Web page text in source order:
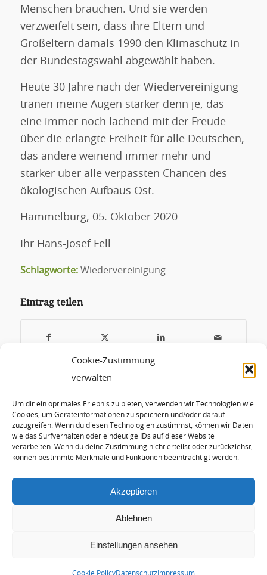
Cookie-Zustimmung
verwalten
Um dir ein optimales Erlebnis zu bieten, verwenden wir Technologien wie
Cookies, um Geräteinformationen zu speichern und/oder darauf
zuzugreifen. Wenn du diesen Technologien zustimmst, können wir Daten
wie das Surfverhalten oder eindeutige IDs auf dieser Website
verarbeiten. Wenn du deine Zustimmung nicht erteilst oder zurückziehst,
können bestimmte Merkmale und Funktionen beeinträchtigt werden.
Akzeptieren
Ablehnen
Einstellungen ansehen
Cookie PolicyDatenschutz Impressum
Menschen brauchen. Und sie werden
verzweifelt sein, dass ihre Eltern und
Großeltern damals 1990 den Klimaschutz in
der Bundestagswahl abgewählt haben.
Heute 30 Jahre nach der Wiedervereinigung
tränen meine Augen stärker denn je, das
eine immer noch lachend mit der Freude
über die erlangte Freiheit für alle Deutschen,
das andere weinend immer mehr und
stärker über alle verpassten Chancen des
ökologischen Aufbaus Ost.
Hammelburg, 05. Oktober 2020
Ihr Hans-Josef Fell
Schlagworte: Wiedervereinigung
Eintrag teilen
Überraschung: EU-Parlament
votiert für 60%
Emissionsreduktion bis 2030
Presse, Fotos und Kontakt Impressum